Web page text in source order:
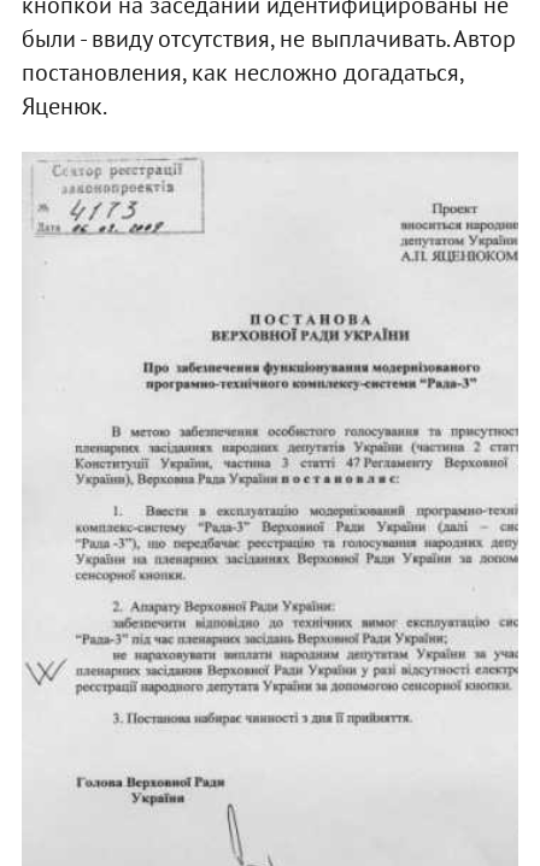
были - ввиду отсутствия, не выплачивать. Автор
постановления, как несложно догадаться,
Яценюк.